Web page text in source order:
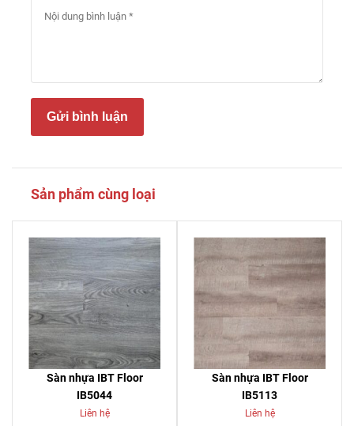
Gửi bình luận
Sản phẩm cùng loại
Sàn nhựa IBT Floor
IB5044
Liên hệ
Sàn nhựa IBT Floor
IB5113
Liên hệ